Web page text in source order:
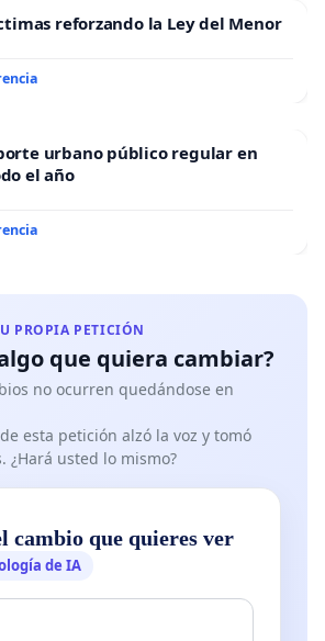
reforzando la Ley del Menor
urbano público regular en
el año
PROPIA PETICIÓN
que quiera cambiar?
no ocurren quedándose en
esta petición alzó la voz y tomó
¿Hará usted lo mismo?
cambio que quieres ver
de IA